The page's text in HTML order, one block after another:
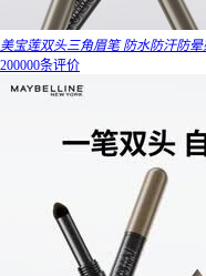
美宝莲双头三角眉笔 防水防汗防
200000条评价